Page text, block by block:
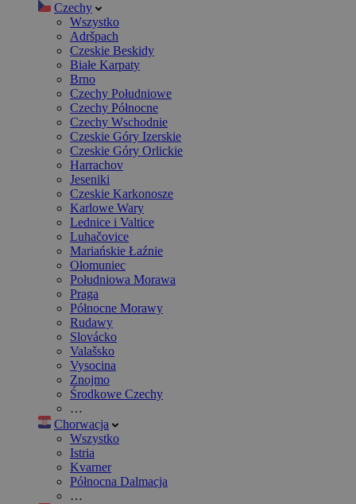
Czechy
Wszystko
Adršpach
Czeskie Beskidy
Białe Karpaty
Brno
Czechy Południowe
Czechy Północne
Czechy Wschodnie
Czeskie Góry Izerskie
Czeskie Góry Orlickie
Harrachov
Jeseniki
Czeskie Karkonosze
Karlowe Wary
Lednice i Valtice
Luhačovice
Mariańskie Łaźnie
Ołomuniec
Południowa Morawa
Praga
Północne Morawy
Rudawy
Slovácko
Valašsko
Vysocina
Znojmo
Środkowe Czechy
…
Chorwacja
Wszystko
Istria
Kvarner
Północna Dalmacja
…